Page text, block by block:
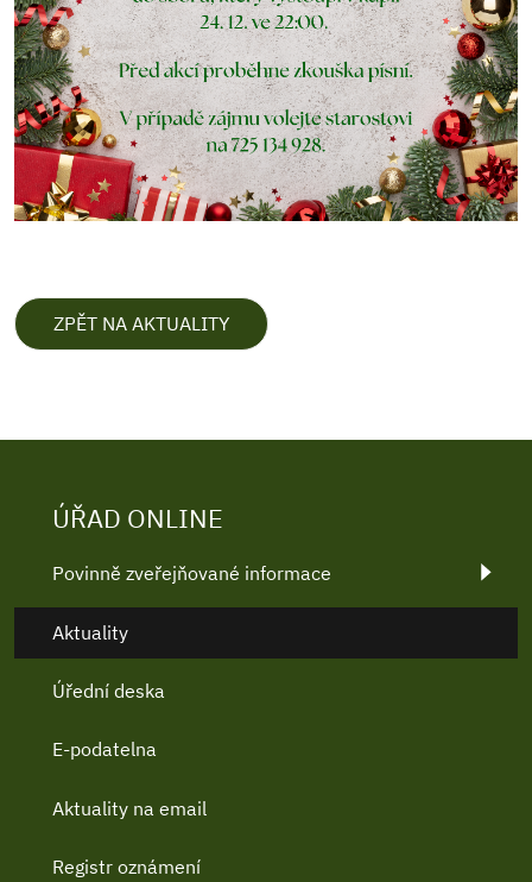
ZPĚT NA AKTUALITY
ÚŘAD ONLINE
Povinně zveřejňované informace
Aktuality
Úřední deska
E-podatelna
Aktuality na email
Registr oznámení